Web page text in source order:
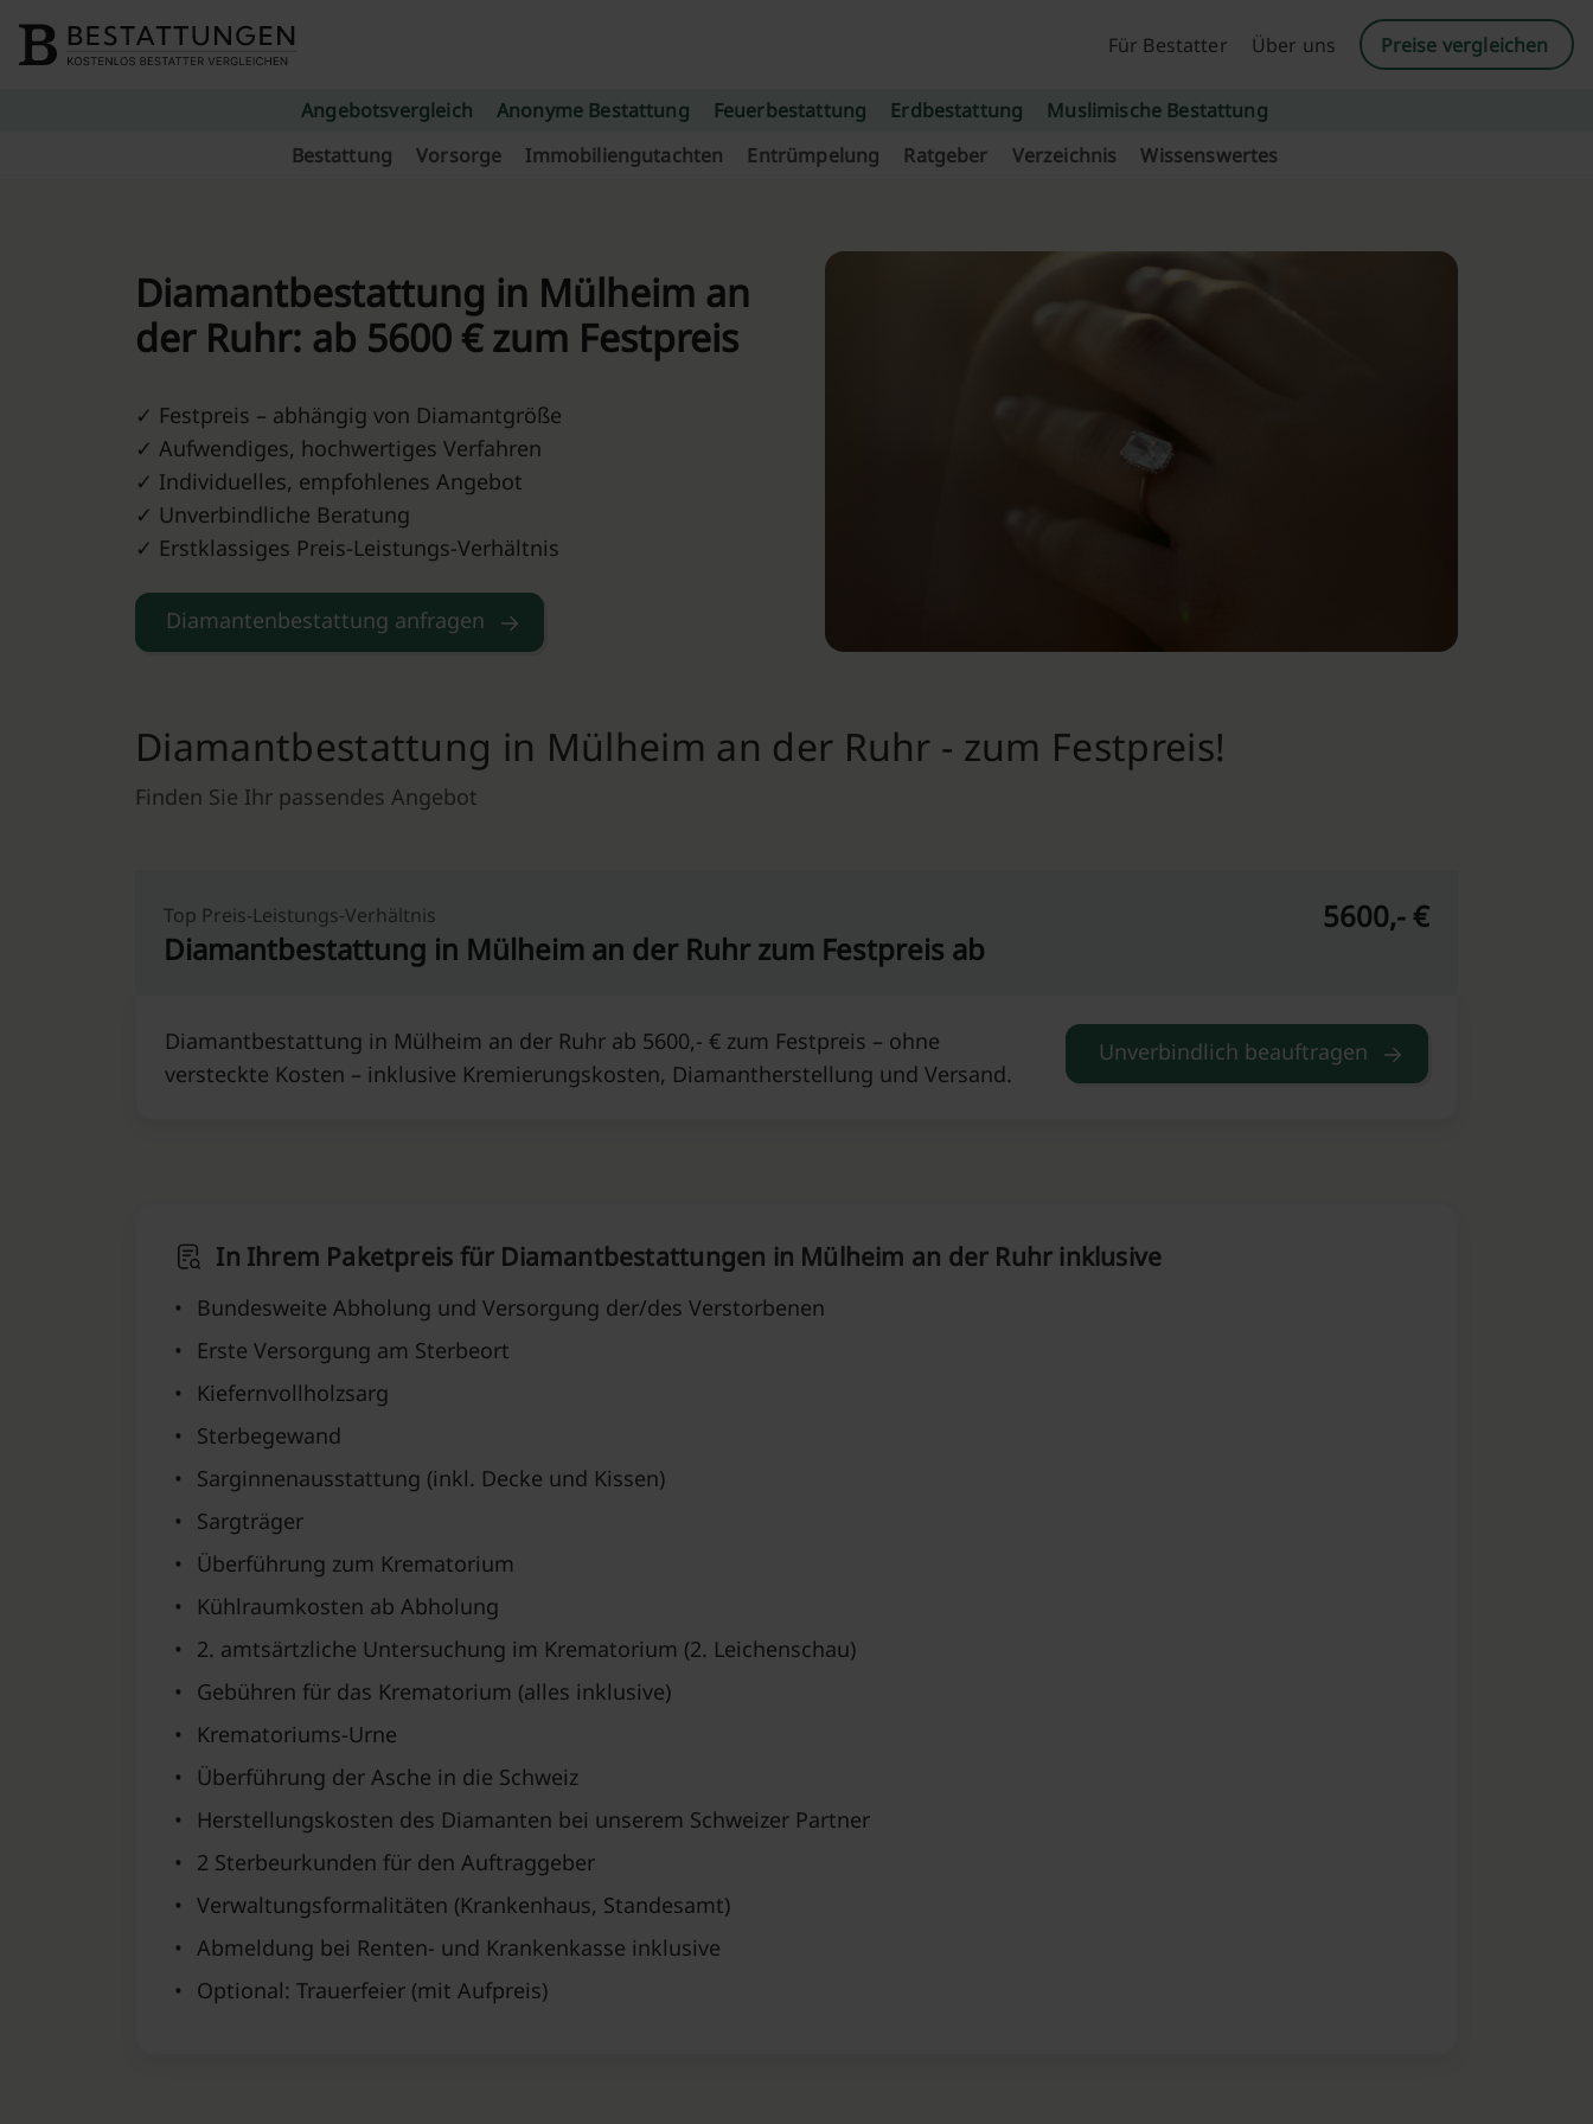
Für Bestatter
Über uns Preise vergleichen
Angebotsvergleich Anonyme Bestattung Feuerbestattung Erdbestattung
Muslimische Bestattung
Bestattung
Vorsorge Immobiliengutachten Entrümpelung Ratgeber Verzeichnis Wissenswertes
Diamantbestattung in Mülheim an
der Ruhr: ab 5600 € zum Festpreis
✓ Festpreis – abhängig von Diamantgröße
✓ Aufwendiges, hochwertiges Verfahren
✓ Individuelles, empfohlenes Angebot
✓ Unverbindliche Beratung
✓ Erstklassiges Preis-Leistungs-Verhältnis
Diamantenbestattung anfragen
Diamantbestattung in Mülheim an der Ruhr - zum Festpreis!
Finden Sie Ihr passendes Angebot
Top Preis-Leistungs-Verhältnis
Diamantbestattung in Mülheim an der Ruhr zum Festpreis ab
5600,- €
Diamantbestattung in Mülheim an der Ruhr ab 5600,- € zum Festpreis – ohne
versteckte Kosten – inklusive Kremierungskosten, Diamantherstellung und Versand.
Unverbindlich beauftragen
In Ihrem Paketpreis für Diamantbestattungen in Mülheim an der Ruhr inklusive
•
Bundesweite Abholung und Versorgung der/des Verstorbenen
•
Erste Versorgung am Sterbeort
•
Kiefernvollholzsarg
•
Sterbegewand
•
Sarginnenausstattung (inkl. Decke und Kissen)
•
Sargträger
•
Überführung zum Krematorium
•
Kühlraumkosten ab Abholung
•
2. amtsärtzliche Untersuchung im Krematorium (2. Leichenschau)
•
Gebühren für das Krematorium (alles inklusive)
•
Krematoriums-Urne
•
Überführung der Asche in die Schweiz
•
Herstellungskosten des Diamanten bei unserem Schweizer Partner
•
2 Sterbeurkunden für den Auftraggeber
• Verwaltungsformalitäten (Krankenhaus, Standesamt)
• Abmeldung bei Renten- und Krankenkasse inklusive
•
Optional: Trauerfeier (mit Aufpreis)